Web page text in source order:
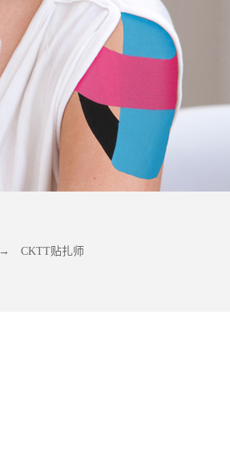
→ CKTT贴扎师